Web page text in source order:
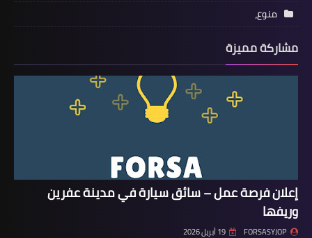
منوع،
مشاركة مميزة
إعلان فرصة عمل – سائق سيارة في مدينة عفرين
وريفها
FORSASYJOP 19 أبريل 2026